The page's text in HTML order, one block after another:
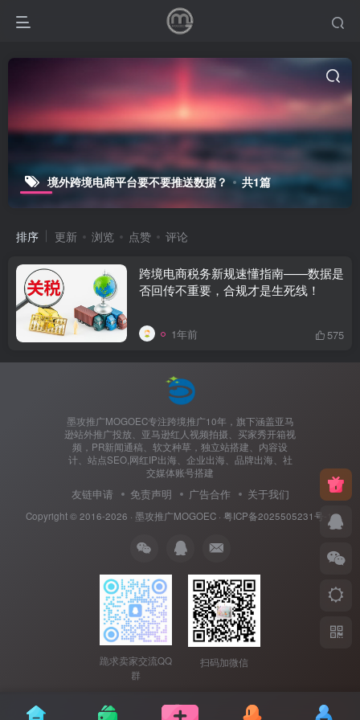
境外跨境电商平台要不要推送数据？ 共1篇
排序 更新 浏览 点赞 评论
跨境电商税务新规速懂指南——数据是
否回传不重要，合规才是生死线！
1年前 575
墨攻推广MOGOEC专注跨境推广10年，旗下涵盖亚马
逊站外推广投放、亚马逊红人视频拍摄、买家秀开箱视
频，PR新闻通稿、软文种草，独立站搭建、内容设
计、站点SEO,网红IP出海、企业出海、品牌出海、社
交媒体账号搭建
友链申请 免责声明 广告合作 关于我们
Copyright © 2016-2026 · 墨攻推广MOGOEC· 粤ICP备2025505231号-1.
跪求卖家交流QQ
群
扫码加微信